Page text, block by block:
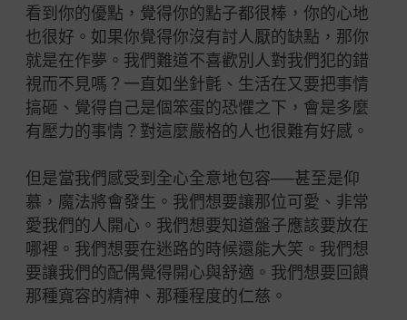
看到你的優點，覺得你的點子都很棒，你的心地
也很好。如果你覺得你沒有討人厭的缺點，那你
就是在作夢。我們難道不喜歡別人對我們犯的錯
視而不見嗎？一直如坐針氈、生活在又要把事情
搞砸、覺得自己是個笨蛋的恐懼之下，會是多麼
有壓力的事情？對這麼嚴格的人也很難有好感。
但是當我們感受到全心全意地包容──甚至是仰
慕，魔法將會發生。我們想要讓那位可愛、非常
愛我們的人開心。我們想要知道盤子應該要放在
哪裡。我們想要在迷路的時候還能大笑。我們想
要讓我們的配偶覺得開心與舒適。我們想要回饋
那種寬容的精神、那種程度的仁慈。